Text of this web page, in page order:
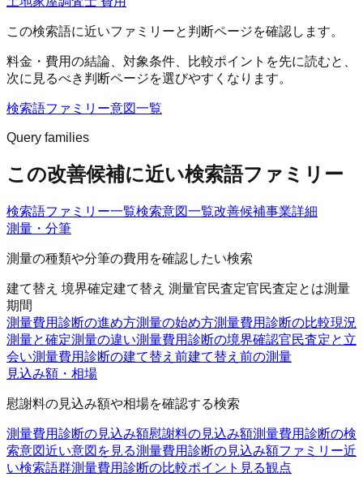
この検索語に近いファミリーと判断ページを確認します。
料金・費用の結論、対象条件、比較ポイントを先に読むと、
次に見るべき判断ページを選びやすくなります。
検索語ファミリー意図一覧
Query families
この改善候補に近い検索語ファミリー
検索語ファミリー一覧検索意図一覧改善候補事業詳細
測量・分筆
測量の種類や分筆の費用を確認したい検索
建て替え 境界確定建て替え 測量官民査定官民査定とは測量
期間
測量費用診断の進め方測量の始め方測量費用診断の比較現況
測量と確定測量の違い測量費用診断の境界確認官民査定と立
会い測量費用診断の建て替え前建て替え前の測量
見込み額・相場
慰謝料の見込み額や相場を確認する検索
測量費用診断の見込み額慰謝料の見込み額測量費用診断の検
索意図近い意図を見る測量費用診断の見込み額ファミリー近
い検索語群測量費用診断の比較ポイント 見る観点